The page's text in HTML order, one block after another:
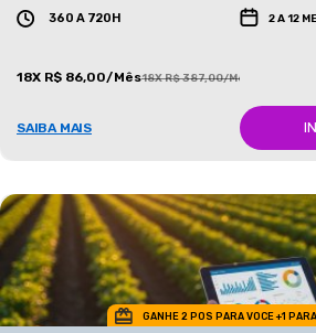
360 A 720H 2 A 12
18X R$ 86,00/Mês18X R$ 387,00/Mês
SAIBA MAIS
GANHE 2 POS PARA VOCE +1